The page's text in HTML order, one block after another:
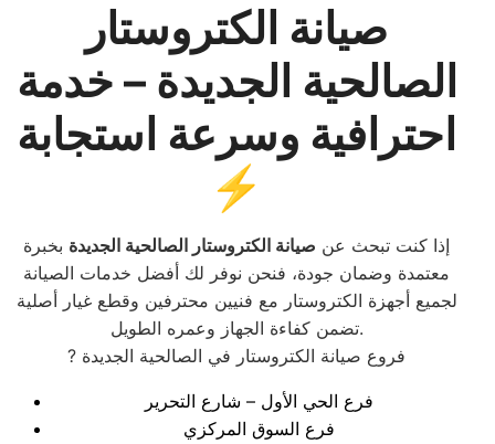
صيانة الكتروستار
الصالحية الجديدة – خدمة
احترافية وسرعة استجابة
⚡
إذا كنت تبحث عن صيانة الكتروستار الصالحية الجديدة بخبرة
معتمدة وضمان جودة، فنحن نوفر لك أفضل خدمات الصيانة
لجميع أجهزة الكتروستار مع فنيين محترفين وقطع غيار أصلية
تضمن كفاءة الجهاز وعمره الطويل.
? فروع صيانة الكتروستار في الصالحية الجديدة
فرع الحي الأول – شارع التحرير
فرع السوق المركزي